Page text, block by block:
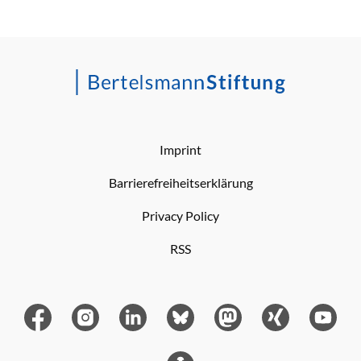
Imprint
Barrierefreiheitserklärung
Privacy Policy
RSS